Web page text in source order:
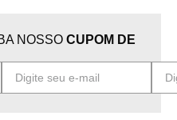
NOSSO CUPOM DE